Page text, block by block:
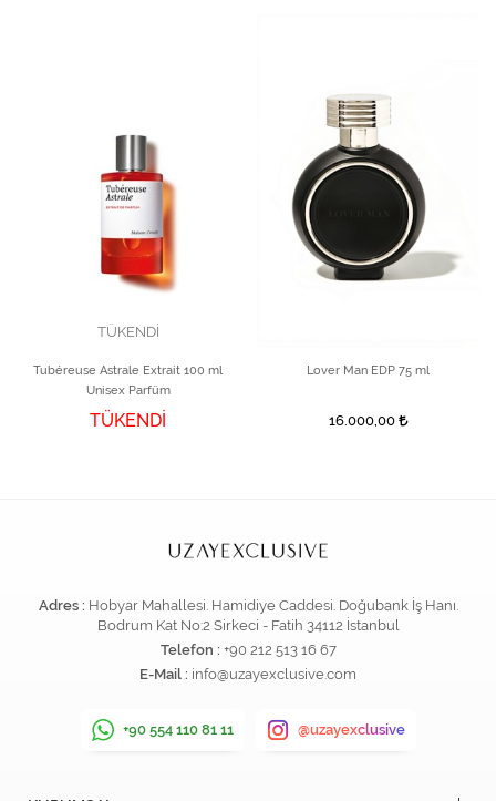
TÜKENDİ
Tubéreuse Astrale Extrait 100 ml
Unisex Parfüm
TÜKENDİ
Lover Man EDP 75 ml
16.000,00
Adres : Hobyar Mahallesi. Hamidiye Caddesi. Doğubank İş Hanı.
Bodrum Kat No:2 Sirkeci - Fatih 34112 İstanbul
Telefon : +90 212 513 16 67
E-Mail : info@uzayexclusive.com
+90 554 110 81 11 @uzayexclusive